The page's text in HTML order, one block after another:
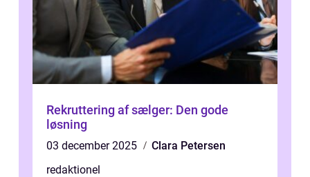
Rekruttering af sælger: Den gode
løsning
03 december 2025
Clara Petersen
redaktionel